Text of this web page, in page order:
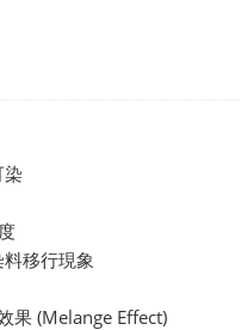
移行現象
(Melange Effect)